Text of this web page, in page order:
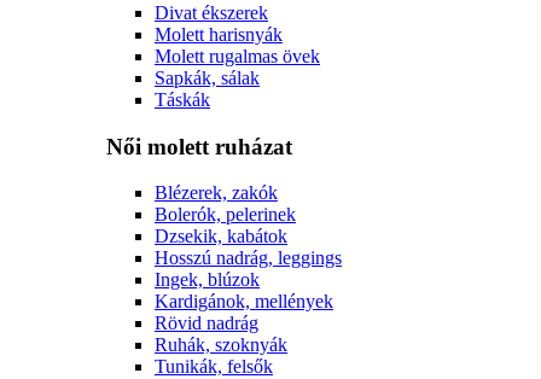
Divat ékszerek
Molett harisnyák
Molett rugalmas övek
Sapkák, sálak
Táskák
Női molett ruházat
Blézerek, zakók
Bolerók, pelerinek
Dzsekik, kabátok
Hosszú nadrág, leggings
Ingek, blúzok
Kardigánok, mellények
Rövid nadrág
Ruhák, szoknyák
Tunikák, felsők